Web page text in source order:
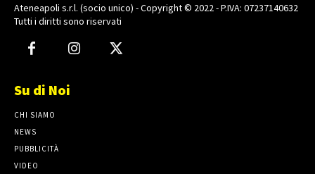
Ateneapoli s.r.l. (socio unico) - Copyright © 2022 - P.IVA: 07237140632
Tutti i diritti sono riservati
Su di Noi
CHI SIAMO
NEWS
PUBBLICITÀ
VIDEO